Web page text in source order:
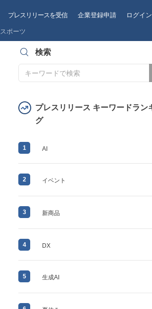
プレスリリースを受信 企業登録申請 ログイン
スポーツ
検索
プレスリリース キーワードラン
グ
1 AI
2 イベント
3 新商品
4 DX
5 生成AI